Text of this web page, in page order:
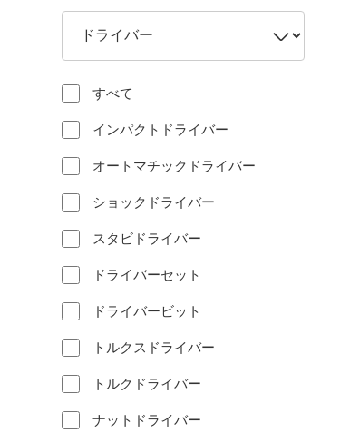
すべて
インパクトドライバー
オートマチックドライバー
ショックドライバー
スタビドライバー
ドライバーセット
ドライバービット
トルクスドライバー
トルクドライバー
ナットドライバー